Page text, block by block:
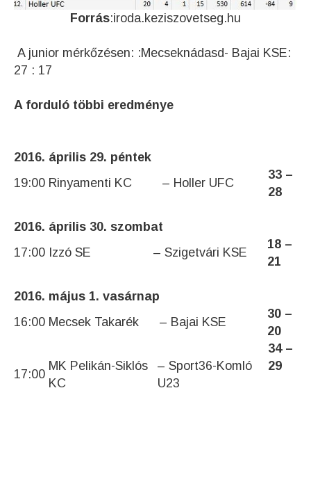
Forrás:iroda.keziszovetseg.hu
A junior mérkőzésen: :Mecseknádasd- Bajai KSE:
27 : 17
A forduló többi eredménye
2016. április 29. péntek
19:00 Rinyamenti KC – Holler UFC
33 –
28
2016. április 30. szombat
17:00 Izzó SE – Szigetvári KSE
18 –
21
2016. május 1. vasárnap
16:00 Mecsek Takarék – Bajai KSE
30 –
20
17:00
MK Pelikán-Siklós
KC
– Sport36-Komló
U23
34 –
29